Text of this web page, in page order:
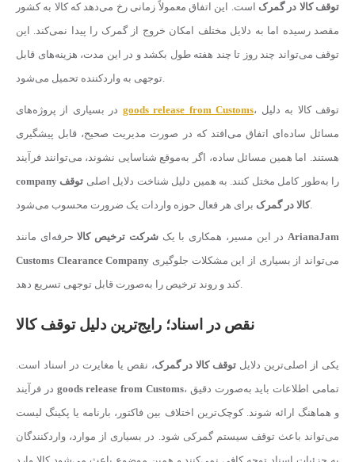
توقف کالا در گمرک است. این اتفاق معمولاً زمانی رخ می‌دهد که کالا به کشور
مقصد رسیده اما به دلایل مختلف امکان خروج از گمرک را پیدا نمی‌کند. این
توقف می‌تواند چند روز تا چند هفته طول بکشد و در این مدت، هزینه‌های قابل
توجهی به واردکننده تحمیل می‌شود.
goods release from Customs، توقف کالا به دلیل
مسائل ساده‌ای اتفاق می‌افتد که در صورت مدیریت صحیح، قابل پیشگیری
هستند. اما همین مسائل ساده، اگر به‌موقع شناسایی نشوند، می‌توانند فرآیند
company
را به‌طور کامل مختل کنند. به همین دلیل شناخت دلایل اصلی توقف
کالا در گمرکبرای هر فعال حوزه واردات یک ضرورت محسوب می‌شود.
در این مسیر، همکاری با یکشرکت ترخیص کالا حرفه‌ای مانندArianaJam
Customs Clearance Company
کند و روند ترخیص را به‌صورت قابل توجهی تسریع دهد.
نقص در اسناد؛ رایج‌ترین دلیل توقف کالا
یکی از اصلی‌ترین دلایل توقف کالا در گمرک، نقص یا مغایرت در اسناد است.
goods release from Customs، تمامی اطلاعات باید به‌صورت دقیق
و هماهنگ ارائه شوند. کوچک‌ترین اختلاف بین فاکتور، بارنامه یا پکینگ لیست
می‌تواند باعث توقف سیستم گمرکی شود. در بسیاری از موارد، واردکنندگان